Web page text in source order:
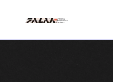
المحتوى